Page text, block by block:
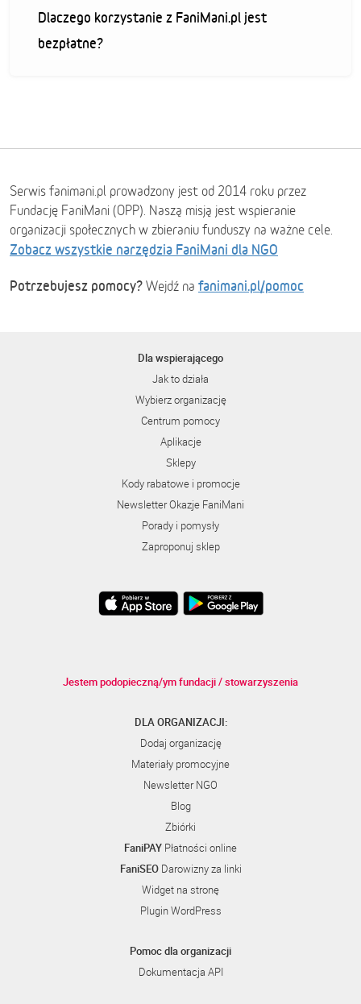
Dlaczego korzystanie z FaniMani.pl jest
bezpłatne?
Serwis fanimani.pl prowadzony jest od 2014 roku przez
Fundację FaniMani (OPP). Naszą misją jest wspieranie
organizacji społecznych w zbieraniu funduszy na ważne cele.
Zobacz wszystkie narzędzia FaniMani dla NGO
Potrzebujesz pomocy? Wejdź na fanimani.pl/pomoc
Dla wspierającego
Jak to działa
Wybierz organizację
Centrum pomocy
Aplikacje
Sklepy
Kody rabatowe i promocje
Newsletter Okazje FaniMani
Porady i pomysły
Zaproponuj sklep
Jestem podopieczną/ym fundacji / stowarzyszenia
DLA ORGANIZACJI:
Dodaj organizację
Materiały promocyjne
Newsletter NGO
Blog
Zbiórki
FaniPAY Płatności online
FaniSEODarowizny za linki
Widget na stronę
Plugin WordPress
Pomoc dla organizacji
Dokumentacja API